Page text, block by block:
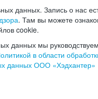
данных. Запись о нас
. Там вы можете
cookie.
данных мы
в области
данных ООО «Хэдхантер»